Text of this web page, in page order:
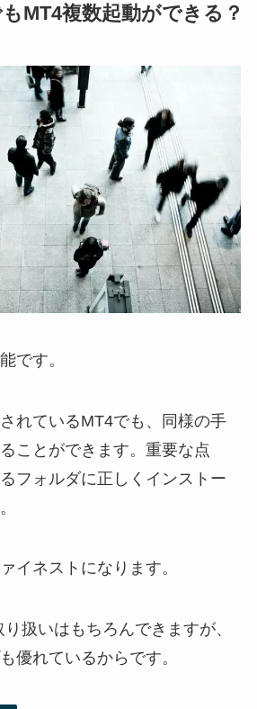
MT4複数起動ができる？
です。
れているMT4でも、同様の手
ことができます。重要な点
フォルダに正しくインストー
イネストになります。
扱いはもちろんできますが、
優れているからです。